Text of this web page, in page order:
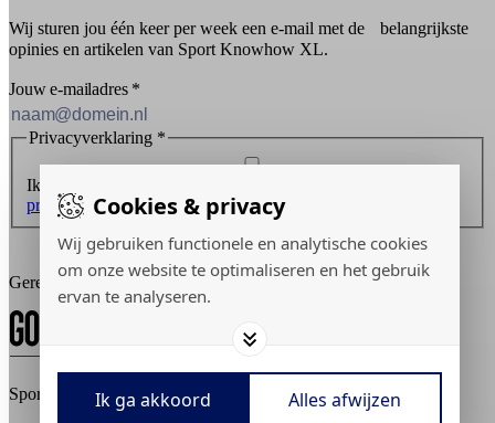
Cookies & privacy
Wij gebruiken functionele en analytische cookies
om onze website te optimaliseren en het gebruik
ervan te analyseren.
Ik ga akkoord Alles afwijzen
Wij sturen jou één keer per week een e-mail met de belangrijkste
opinies en artikelen van Sport Knowhow XL.
Jouw e-mailadres *
Privacyverklaring *
Ik ontvang graag de nieuwsbrief en ga akkoord met de
privacyverklaring.
Inschrijven
Gerealiseerd door:
Sport Knowhow XL © 2026